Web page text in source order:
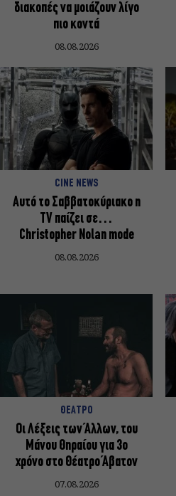
διακοπές να μοιάζουν λίγο
πιο κοντά
08.08.2026
CINE NEWS
Αυτό το Σαββατοκύριακο η
TV παίζει σε…
Christopher Nolan mode
08.08.2026
ΘΕΑΤΡΟ
Οι Λέξεις των Άλλων, του
Μάνου Θηραίου για 3ο
χρόνο στο Θέατρο Άβατον
07.08.2026